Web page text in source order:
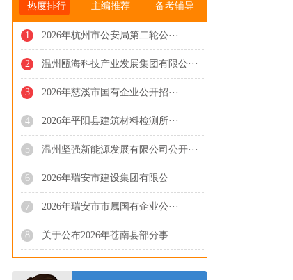
热度排行 主编推荐 备考辅导
1
2
3
4
5
6
7
8
2026年杭州市公安局第二轮公···
温州瓯海科技产业发展集团有限公···
2026年慈溪市国有企业公开招···
2026年平阳县建筑材料检测所···
温州坚强新能源发展有限公司公开···
2026年瑞安市建设集团有限公···
2026年瑞安市市属国有企业公···
关于公布2026年苍南县部分事···